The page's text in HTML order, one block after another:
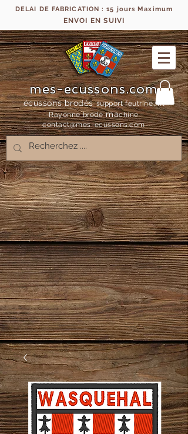
DELAI DE FABRICATION : 15 jours Maximum
ENVOI EN SUIVI
mes-ecussons.com
écussons brodés support feutrine, fil
Rayonne brodémachine
contact@mes-ecussons.com